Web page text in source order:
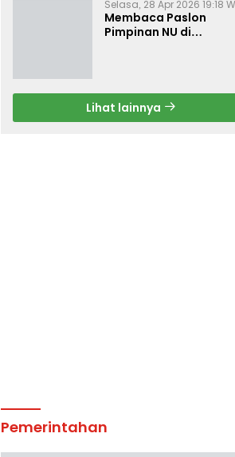
Selasa, 28 Apr 2026 19:18
Membaca Paslon
Pimpinan NU di
Lihat lainnya
Pemerintahan